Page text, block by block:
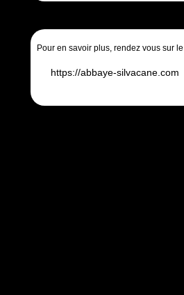
Pour en savoir plus, rendez vous sur
https://abbaye-silvacane.com